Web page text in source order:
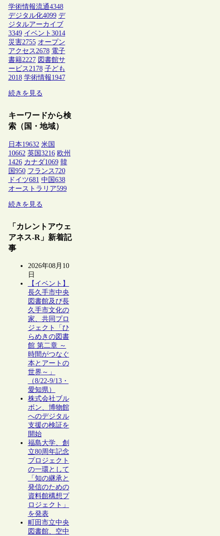
学術情報流通4348
デジタル化4099 デ
ジタルアーカイブ
3349 イベント 3014
災害2755 オープン
アクセス2678 電子
書籍2227 図書館サ
ービス2178 子ども
2018 学術情報1947
続きを見る
キーワードから検
索（国・地域）
日本19632 米国
10662 英国3216 欧州
1426 カナダ1069 韓
国950 フランス 720
ドイツ681 中国638
オーストラリア599
続きを見る
「カレントアウェ
アネス-R」新着記
事
2026年08月10
日
【イベント】
長久手市中央
図書館及び長
久手市文化の
家、共同プロ
ジェクト「ひ
らめきの図書
館 第二章 ～
時間がつなぐ
本とアートの
世界～」
（8/22-9/13・
愛知県）
株式会社ブル
ボン、博物館
へのデジタル
支援の検証を
開始
福島大学、創
立80周年記念
プロジェクト
の一環として
「知の継承と
発信のための
資料館構想プ
ロジェクト」
を発表
町田市立中央
図書館、空中